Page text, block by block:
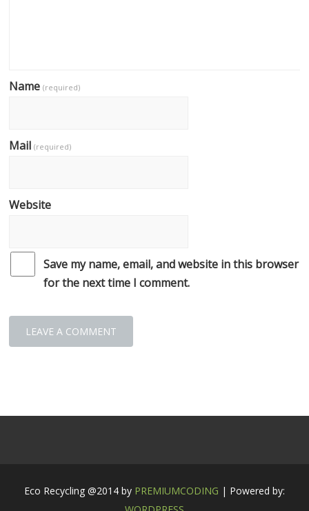
Name(required)
Mail(required)
Website
Save my name, email, and website in this browser
for the next time I comment.
Eco Recycling @2014 by PREMIUMCODING | Powered by: